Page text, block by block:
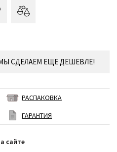
СДЕЛАЕМ ЕЩЕ ДЕШЕВЛЕ!
РАСПАКОВКА
ГАРАНТИЯ
сайте